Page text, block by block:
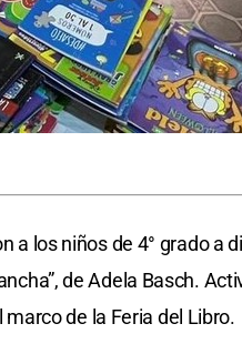
los niños de 4° grado a
de Adela Basch.
de la Feria del Libro.